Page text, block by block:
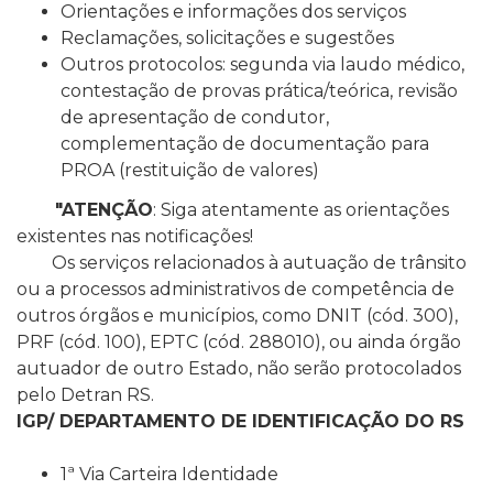
Orientações e informações dos serviços
Reclamações, solicitações e sugestões
Outros protocolos: segunda via laudo médico,
contestação de provas prática/teórica, revisão
de apresentação de condutor,
complementação de documentação para
PROA (restituição de valores)
"ATENÇÃO: Siga atentamente as orientações
existentes nas notificações!
Os serviços relacionados à autuação de trânsito
ou a processos administrativos de competência de
outros órgãos e municípios, como DNIT (cód. 300),
PRF (cód. 100), EPTC (cód. 288010), ou ainda órgão
autuador de outro Estado, não serão protocolados
pelo Detran RS.
IGP/ DEPARTAMENTO DE IDENTIFICAÇÃO DO RS
1ª Via Carteira Identidade